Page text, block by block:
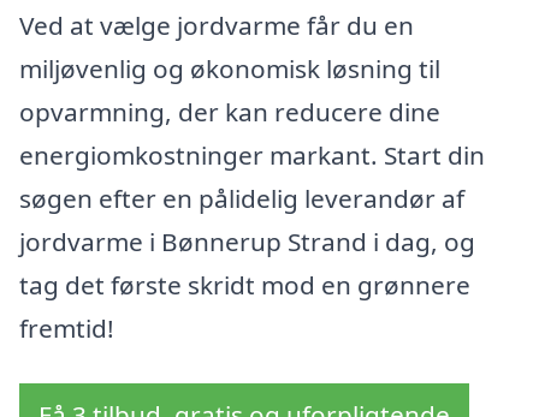
Ved at vælge jordvarme får du en
miljøvenlig og økonomisk løsning til
opvarmning, der kan reducere dine
energiomkostninger markant. Start din
søgen efter en pålidelig leverandør af
jordvarme i Bønnerup Strand i dag, og
tag det første skridt mod en grønnere
fremtid!